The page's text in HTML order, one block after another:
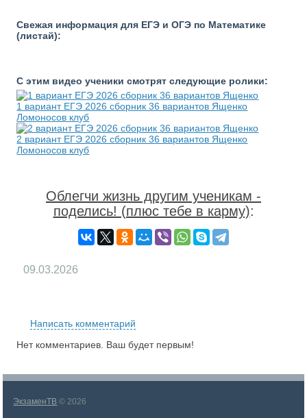
Свежая информация для ЕГЭ и ОГЭ по Математике
(листай):
С этим видео ученики смотрят следующие ролики:
1 вариант ЕГЭ 2026 сборник 36 вариантов Ященко
Ломоносов клуб
2 вариант ЕГЭ 2026 сборник 36 вариантов Ященко
Ломоносов клуб
Облегчи жизнь другим ученикам -
поделись! (плюс тебе в карму):
09.03.2026
Написать комментарий
Нет комментариев. Ваш будет первым!
ЭкзаменТВ © 2026